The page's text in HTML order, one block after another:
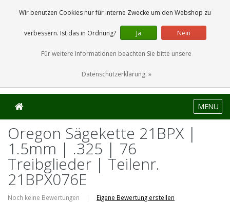
0 Artikel
MENU
Oregon Sägekette 21BPX |
1.5mm | .325 | 76
Treibglieder | Teilenr.
21BPX076E
Noch keine Bewertungen | Eigene Bewertung erstellen
Wir benutzen Cookies nur für interne Zwecke um den Webshop zu
verbessern. Ist das in Ordnung? Ja Nein
Für weitere Informationen beachten Sie bitte unsere
Datenschutzerklärung. »